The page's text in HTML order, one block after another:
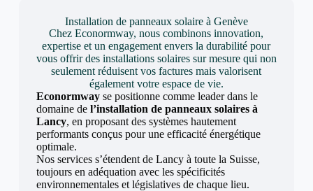
Installation de panneaux solaire à Genève
Chez Econormway, nous combinons innovation,
expertise et un engagement envers la durabilité pour
vous offrir des installations solaires sur mesure qui non
seulement réduisent vos factures mais valorisent
également votre espace de vie.
Econormwayse positionne comme leader dans le
domaine de l’installation de panneaux solaires à
Lancy, en proposant des systèmes hautement
performants conçus pour une efficacité énergétique
optimale.
Nos services s’étendent de Lancy à toute la Suisse,
toujours en adéquation avec les spécificités
environnementales et législatives de chaque lieu.